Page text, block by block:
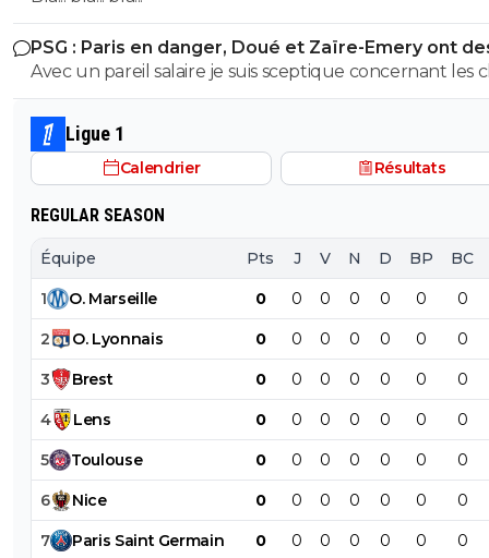
PSG : Paris en danger, Doué et Zaïre-Emery ont
offres
Avec un pareil salaire je suis sceptique concernant les
qui recruteraient ZAÏRE,du pipeau..
Ligue 1
Calendrier Résultats
REGULAR SEASON
Équipe Pts J V N D BP BC
1 O. Marseille 0 0 0 0 0 0 0
2 O. Lyonnais 0 0 0 0 0 0 0
3 Brest 0 0 0 0 0 0 0
4 Lens 0 0 0 0 0 0 0
5 Toulouse 0 0 0 0 0 0 0
6 Nice 0 0 0 0 0 0 0
7 Paris Saint Germain 0 0 0 0 0 0 0